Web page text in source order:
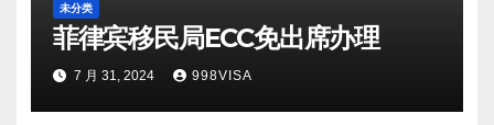
未分类
菲律宾移民局ECC免出席办理
7 月 31, 2024 998VISA